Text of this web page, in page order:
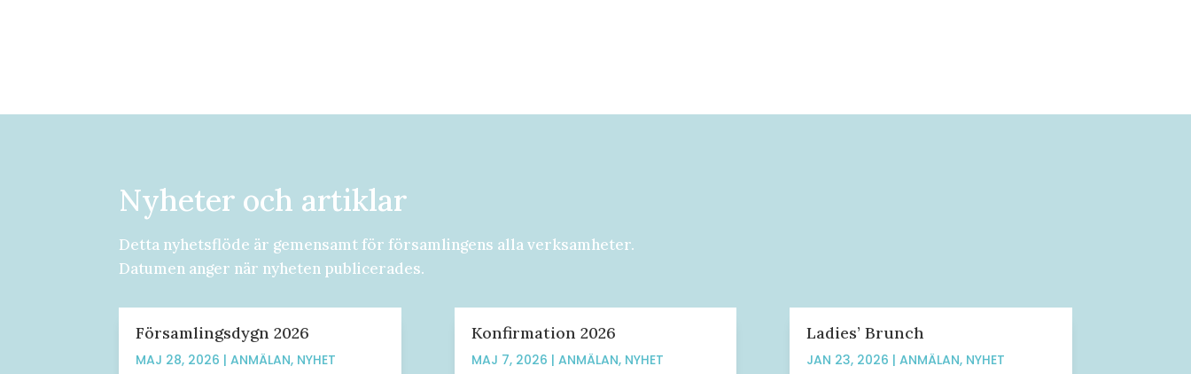
Nyheter och artiklar
Detta nyhetsflöde är gemensamt för församlingens alla verksamheter.
Datumen anger när nyheten publicerades.
Församlingsdygn 2026
MAJ 28, 2026 |ANMÄLAN, NYHET
Konfirmation 2026
MAJ 7, 2026 | ANMÄLAN, NYHET
Ladies’ Brunch
JAN 23, 2026 | ANMÄLAN, NYHET